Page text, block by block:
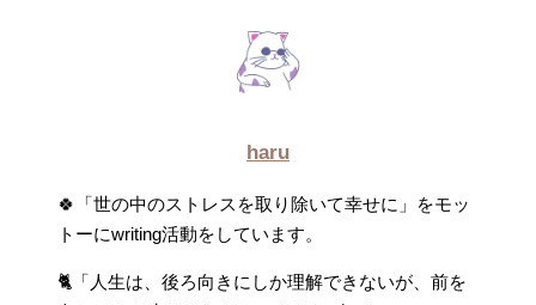
haru
🍀「世の中のストレスを取り除いて幸せに」をモッ
トーにwriting活動をしています。
🐈「人生は、後ろ向きにしか理解できないが、前を